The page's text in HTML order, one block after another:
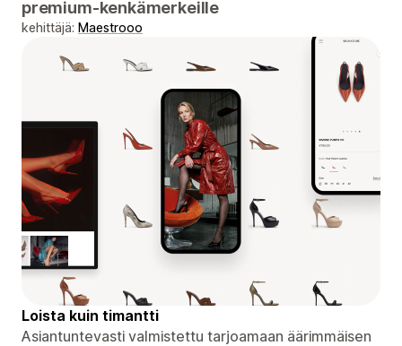
premium-kenkämerkeille
kehittäjä: Maestrooo
Loista kuin timantti
Asiantuntevasti valmistettu tarjoamaan äärimmäisen